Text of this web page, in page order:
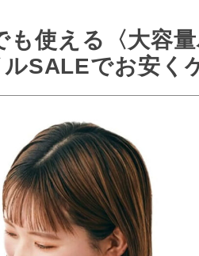
使える〈大容
SALEでお安く